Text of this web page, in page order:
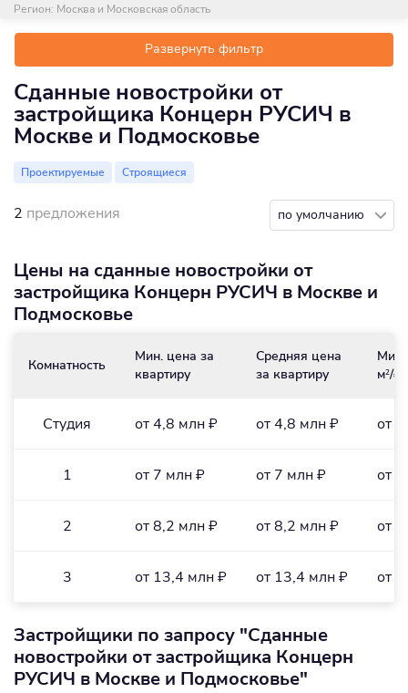
Регион: Москва и Московская область
Развернуть фильтр
Сданные новостройки от
застройщика Концерн РУСИЧ в
Москве и Подмосковье
Проектируемые Строящиеся
2 предложения по умолчанию
Цены на сданные новостройки от
застройщика Концерн РУСИЧ в Москве и
Подмосковье
Комнатность
Мин. цена за
квартиру
Средняя цена
за квартиру
Мин.
м2/₽
Студия от 4,8 млн ₽ от 4,8 млн ₽ от
1 от 7 млн ₽ от 7 млн ₽ от
2 от 8,2 млн ₽ от 8,2 млн ₽ от
3 от 13,4 млн ₽ от 13,4 млн ₽ от
Застройщики по запросу "Сданные
новостройки от застройщика Концерн
РУСИЧ в Москве и Подмосковье"